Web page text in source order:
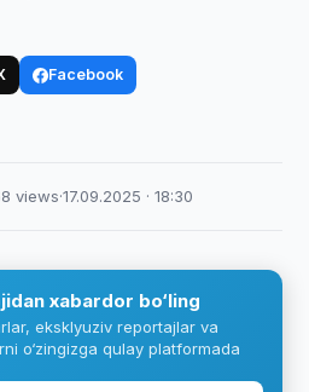
Facebook
views·17.09.2025 · 18:30
xabardor bo‘ling
eksklyuziv reportajlar va
o‘zingizga qulay platformada